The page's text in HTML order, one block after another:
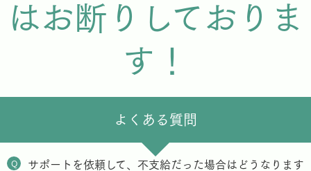
はお断りしておりま
す！
よくある質問
Q
サポートを依頼して、不支給だった場合はどうなります